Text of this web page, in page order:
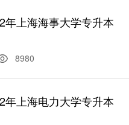
年上海海事大学专升本
8980
年上海电力大学专升本